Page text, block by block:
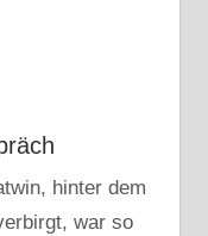
hinter dem
war so